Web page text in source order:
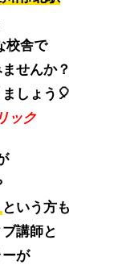
校舎で
せんか？
しょう🎈
ック
という方も
講師と
が